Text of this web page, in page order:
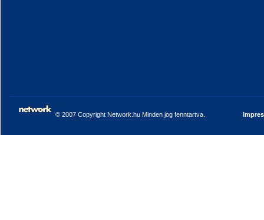
© 2007 Copyright Network.hu Minden jog fenntartva.